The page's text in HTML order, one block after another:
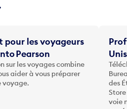
Pearson
les voyages combine
aider à vous préparer
voyage.
des
voie